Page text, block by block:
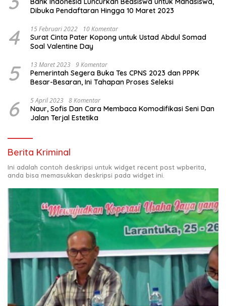
Dibuka Pendaftaran Hingga 10 Maret 2023
4 15 Februari 2022 10 Komentar
Surat Cinta Pater Kopong untuk Ustad Abdul Somad
Soal Valentine Day
5 13 Maret 2023 9 Komentar
Pemerintah Segera Buka Tes CPNS 2023 dan PPPK
Besar-Besaran, Ini Tahapan Proses Seleksi
6 5 April 2023 8 Komentar
Naur, Sofis Dan Cara Membaca Komodifikasi Seni Dan
Jalan Terjal Estetika
Berita Kriminal
Ini adalah contoh deskripsi untuk widget recent post wpberita,
anda bisa memasukkan deskripsi pada widget ini.